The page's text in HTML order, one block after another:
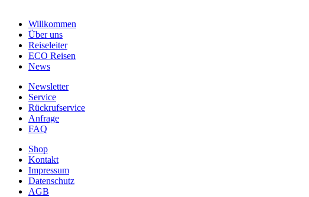
Willkommen
Über uns
Reiseleiter
ECO Reisen
News
Newsletter
Service
Rückrufservice
Anfrage
FAQ
Shop
Kontakt
Impressum
Datenschutz
AGB